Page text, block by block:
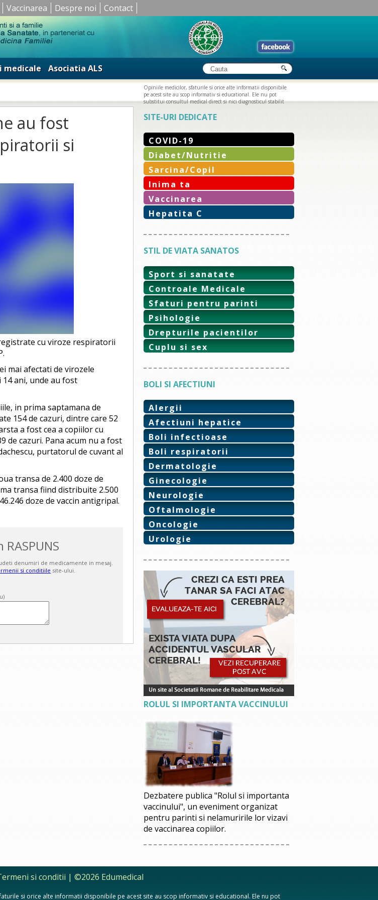
Vaccinarea Despre noi Contact
medicale
Asociatia ALS
Opiniile medicilor, sfaturile si orice alte informatii disponibile
pe acest site au scop informativ si educational. Ele nu pot
substitui consultul medical direct si nici diagnosticul stabilit
au fost
si
cu viroze respiratorii
mai afectati de virozele
ani, unde au fost
in prima saptamana de
154 de cazuri, dintre care 52
a fost cea a copiilor cu
de cazuri. Pana acum nu a fost
purtatorul de cuvant al
transa de 2.400 doze de
transa fiind distribuite 2.500
doze de vaccin antigripal.
denumiri de medicamente in mesaj.
si conditiile site-ului.
SITE-URI DEDICATE
COVID-19
Diabet/Nutritie
Sarcina/Copil
Inima ta
Vaccinarea
Hepatita C
STIL DE VIATA SANATOS
Sport si sanatate
Controale Medicale
Sfaturi pentru parinti
Psihologie
Drepturile pacientilor
Cuplu si sex
BOLI SI AFECTIUNI
Alergii
Afectiuni hepatice
Boli infectioase
Boli respiratorii
Dermatologie
Ginecologie
Neurologie
Oftalmologie
Oncologie
Urologie
ROLUL SI IMPORTANTA VACCINULUI
Dezbatere publica "Rolul si importanta
vaccinului", un eveniment organizat
pentru parinti si nelamuririle lor vizavi
de vaccinarea copiilor.
si conditii | ©2026 Edumedical
si orice alte informatii disponibile pe acest site au scop informativ si educational. Ele nu pot